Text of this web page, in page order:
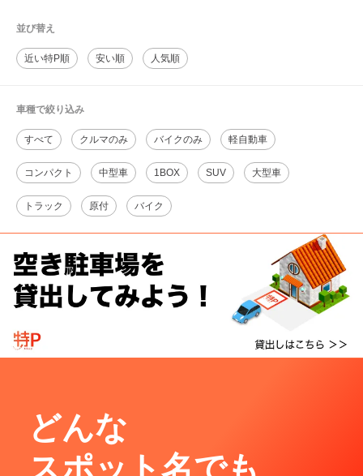
並び替え
近い特P順 安い順 人気順
車種で絞り込み
すべて クルマのみ バイクのみ 軽自動車
コンパクト 中型車 1BOX SUV 大型車
トラック 原付 バイク
どんな
スポット名でも